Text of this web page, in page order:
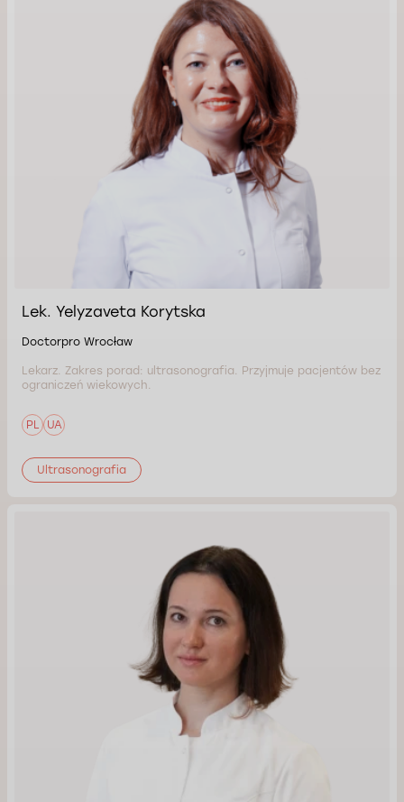
Lek. Yelyzaveta Korytska
Doctorpro Wrocław
Lekarz. Zakres porad: ultrasonografia. Przyjmuje pacjentów bez
ograniczeń wiekowych.
PL UA
Ultrasonografia